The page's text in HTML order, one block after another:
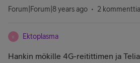
Forum|Forum|8 years ago 2 kommenttia
E Ektoplasma
Hankin mökille 4G-reitittimen ja